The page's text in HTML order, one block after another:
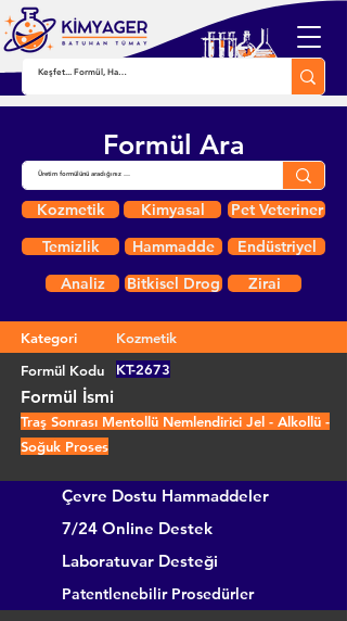
Formül Ara
Kozmetik Kimyasal
Pet Veteriner
Temizlik
Hammadde
Endüstriyel
Analiz
Bitkisel Drog Zirai
Kategori
Kozmetik
Formül Kodu
KT-2673
Formül İsmi
Traş Sonrası Mentollü Nemlendirici Jel - Alkollü -
Soğuk Proses
Çevre Dostu Hammaddeler
7/24 Online Destek
Laboratuvar Desteği
Patentlenebilir Prosedürler